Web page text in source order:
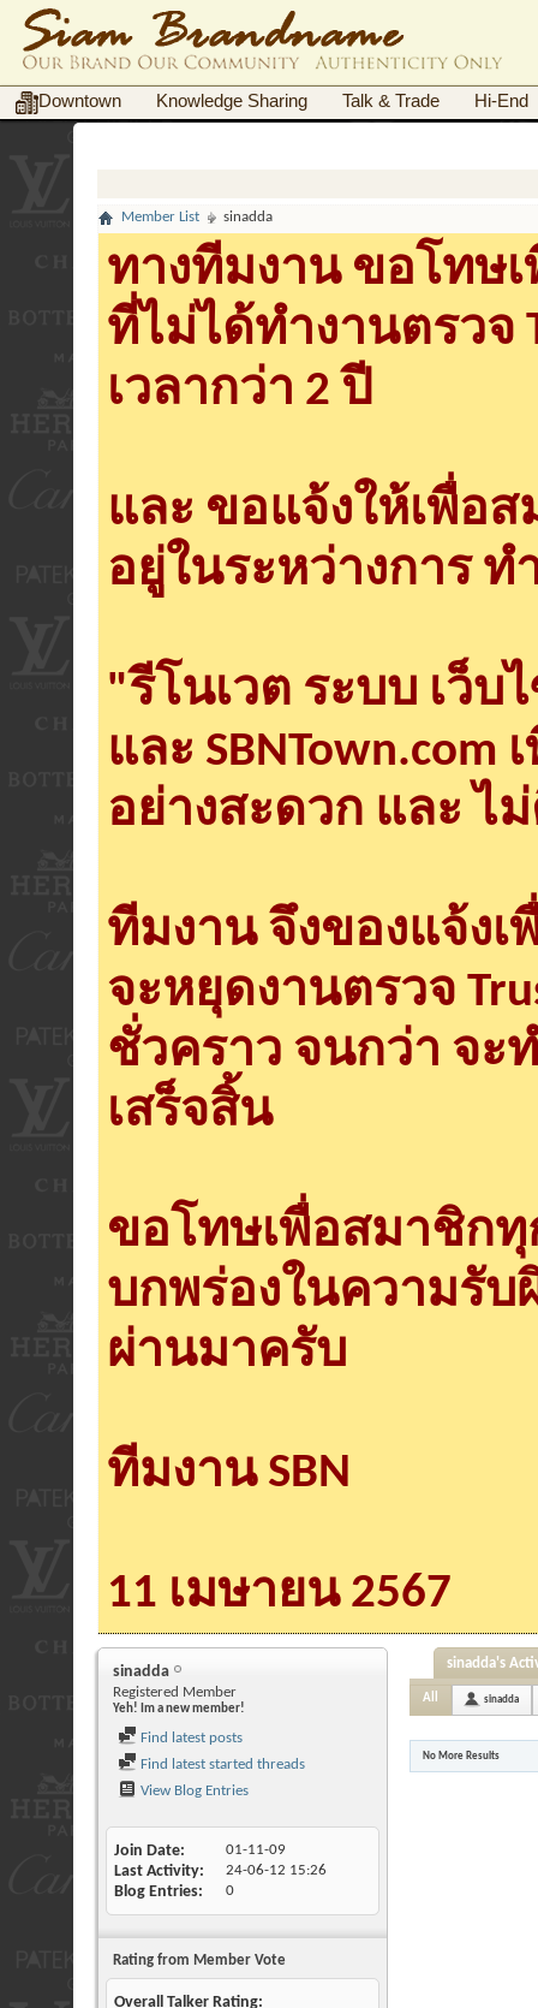
Downtown Knowledge Sharing Talk & Trade Hi-End
Member List sinadda
ทางทีมงาน ขอโทษ
ที่ไม่ได้ทำงานตรวจ
เวลากว่า 2 ปี
และ ขอแจ้งให้เพื่อ
อยู่ในระหว่างการ ท
"รีโนเวต ระบบ เว็บ
และ
อย่างสะดวก และ ไ
ทีมงาน จึงของแจ้ง
จะหยุดงานตรวจ
ชั่วคราว จนกว่า จะ
เสร็จสิ้น
ขอโทษเพื่อสมาชิก
บกพร่องในความรั
ผ่านมาครับ
ทีมงาน SBN
11 เมษายน 2567
sinadda
Registered Member
Yeh! Im a new member!
Find latest posts
Find latest started threads
View Blog Entries
Join Date 01-11-09
Last Activity 24-06-12 15:26
Blog Entries 0
Rating from Member Vote
Overall Talker Rating:
sinadda's
All sinadda
No More Results